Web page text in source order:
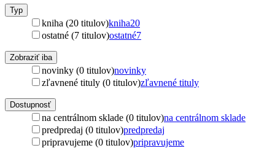
Typ
kniha (20 titulov)kniha20
ostatné (7 titulov)ostatné7
Zobraziť iba
novinky (0 titulov)novinky
zľavnené tituly (0 titulov)zľavnené tituly
Dostupnosť
na centrálnom sklade (0 titulov)na centrálnom sklade
predpredaj (0 titulov)predpredaj
pripravujeme (0 titulov)pripravujeme